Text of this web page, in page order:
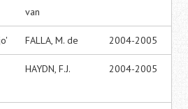
van
FALLA, M. de 2004-2005
HAYDN, F.J. 2004-2005